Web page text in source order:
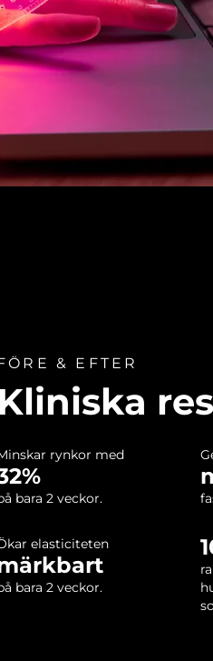
& EFTER
rynkor med
bara 2 veckor.
elasticiteten
bara 2 veckor.